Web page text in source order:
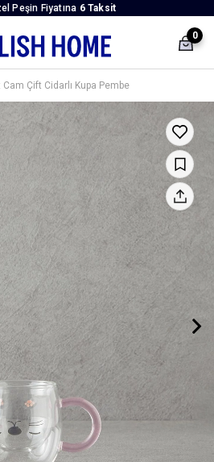
Peşin Fiyatına 6 Taksit
0
Çift Cidarlı Kupa Pembe